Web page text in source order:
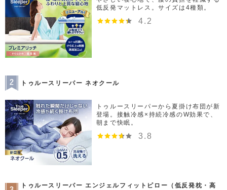
4.2
低反発マットレス。サイズは4種類。
トゥルースリーパー ネオクール
3.8
トゥルースリーパーから夏掛け布団が新
登場。接触冷感×持続冷感のW効果で、
朝まで快眠。
トゥルースリーパー エンジェルフィットピロー（低反発枕・高